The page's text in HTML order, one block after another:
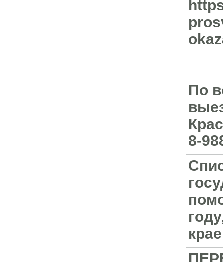
По
8-
крае